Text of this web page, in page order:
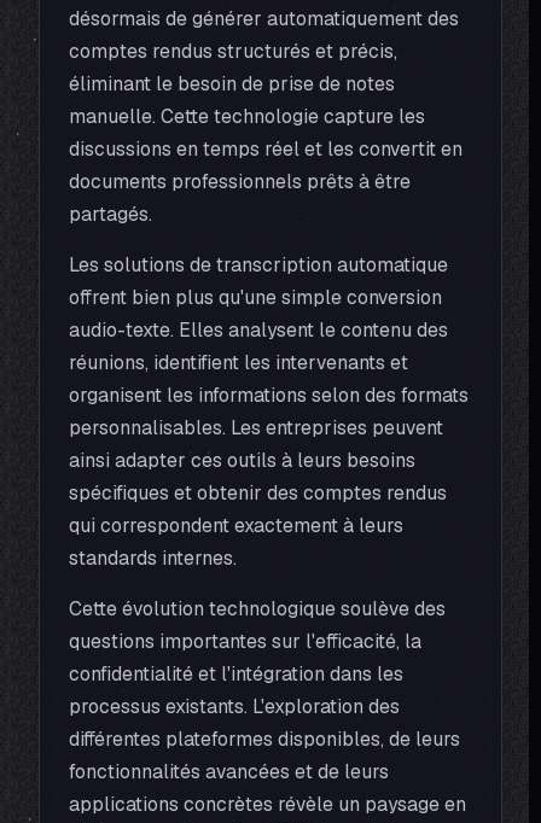
désormais de générer automatiquement des
comptes rendus structurés et précis,
éliminant le besoin de prise de notes
manuelle. Cette technologie capture les
discussions en temps réel et les convertit en
documents professionnels prêts à être
partagés.
Les solutions de transcription automatique
offrent bien plus qu'une simple conversion
audio-texte. Elles analysent le contenu des
réunions, identifient les intervenants et
organisent les informations selon des formats
personnalisables. Les entreprises peuvent
ainsi adapter ces outils à leurs besoins
spécifiques et obtenir des comptes rendus
qui correspondent exactement à leurs
standards internes.
Cette évolution technologique soulève des
questions importantes sur l'efficacité, la
confidentialité et l'intégration dans les
processus existants. L'exploration des
différentes plateformes disponibles, de leurs
fonctionnalités avancées et de leurs
applications concrètes révèle un paysage en